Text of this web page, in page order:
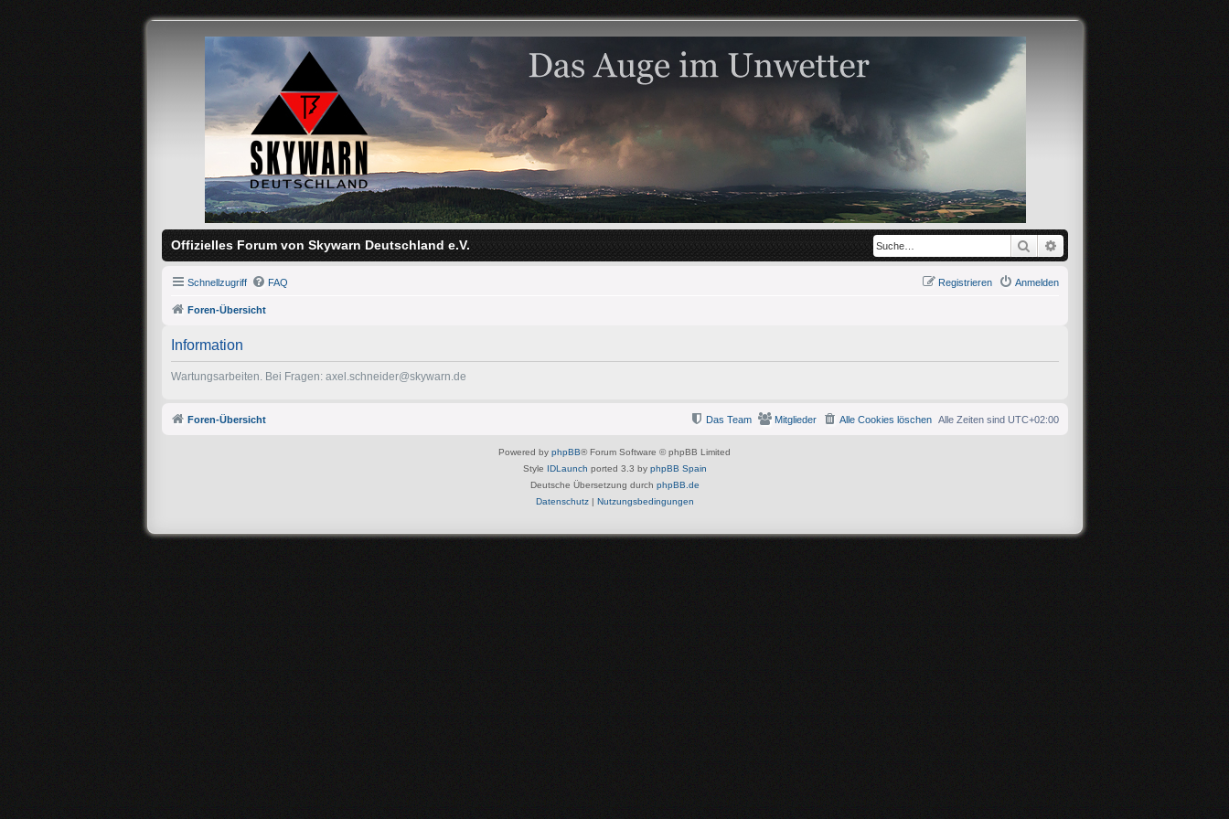
Offizielles Forum von Skywarn Deutschland e.V. Suche
Schnellzugriff FAQ Anmelden
Registrieren
Foren-Übersicht
Information
Wartungsarbeiten. Bei Fragen: axel.schneider@skywarn.de
Foren-Übersicht Alle Zeiten sind UTC+02:00
Alle Cookies löschen
Mitglieder
Das Team
Powered by phpBB® Forum Software © phpBB Limited
Style IDLaunch ported 3.3 by phpBB Spain
Deutsche Übersetzung durch phpBB.de
Datenschutz| Nutzungsbedingungen